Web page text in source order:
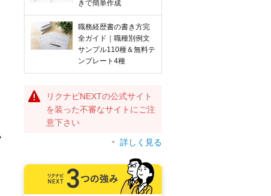
きで簡単作成
職務経歴書の書き方完
全ガイド｜職種別例文
サンプル110種＆無料テ
ンプレート4種
リクナビNEXTの公式サイト
を装った不審なサイトにご注
意下さい
詳しく見る